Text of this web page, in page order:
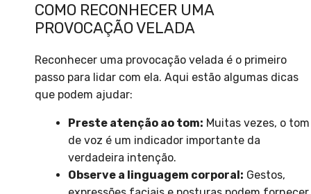
COMO RECONHECER UMA
PROVOCAÇÃO VELADA
Reconhecer uma provocação velada é o primeiro
passo para lidar com ela. Aqui estão algumas dicas
que podem ajudar:
Preste atenção ao tom: Muitas vezes, o tom
de voz é um indicador importante da
verdadeira intenção.
Observe a linguagem corporal: Gestos,